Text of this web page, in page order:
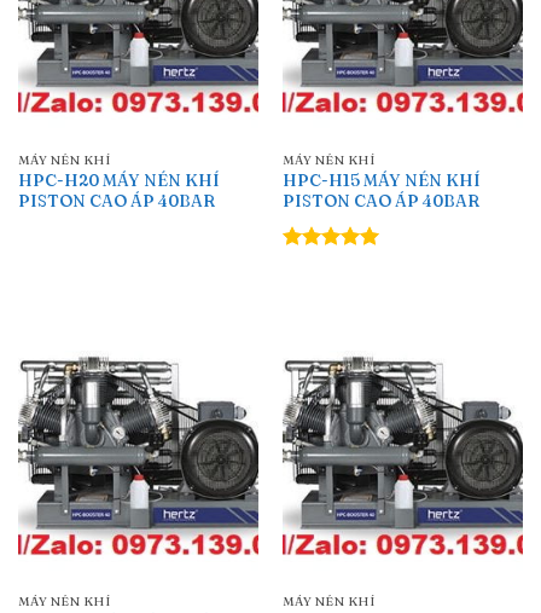
MÁY NÉN KHÍ
HPC-H20 MÁY NÉN KHÍ
PISTON CAO ÁP 40BAR
MÁY NÉN KHÍ
HPC-H15 MÁY NÉN KHÍ
PISTON CAO ÁP 40BAR
MÁY NÉN KHÍ MÁY NÉN KHÍ